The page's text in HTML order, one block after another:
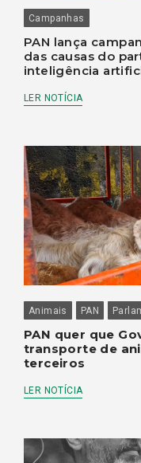
Campanhas
PAN lança
das causas do
inteligência
LER NOTÍCIA
Animais PAN
PAN quer que
transporte de
terceiros
LER NOTÍCIA